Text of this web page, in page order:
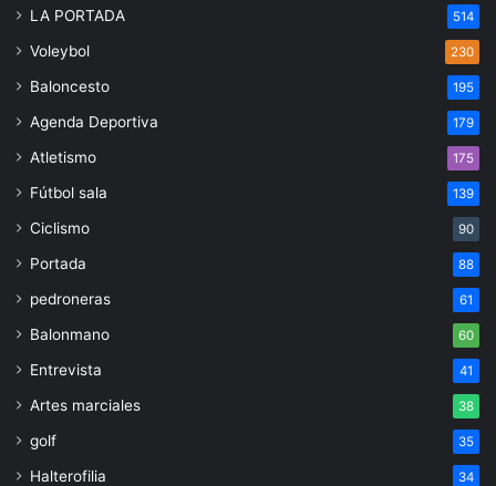
LA PORTADA 514
Voleybol 230
Baloncesto 195
Agenda Deportiva 179
Atletismo 175
Fútbol sala 139
Ciclismo 90
Portada 88
pedroneras 61
Balonmano 60
Entrevista 41
Artes marciales 38
golf 35
Halterofilia 34